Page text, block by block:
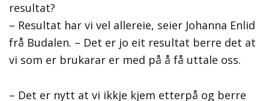
resultat?
– Resultat har vi vel allereie, seier Johanna Enlid
frå Budalen. – Det er jo eit resultat berre det at
vi som er brukarar er med på å få uttale oss.
– Det er nytt at vi ikkje kjem etterpå og berre